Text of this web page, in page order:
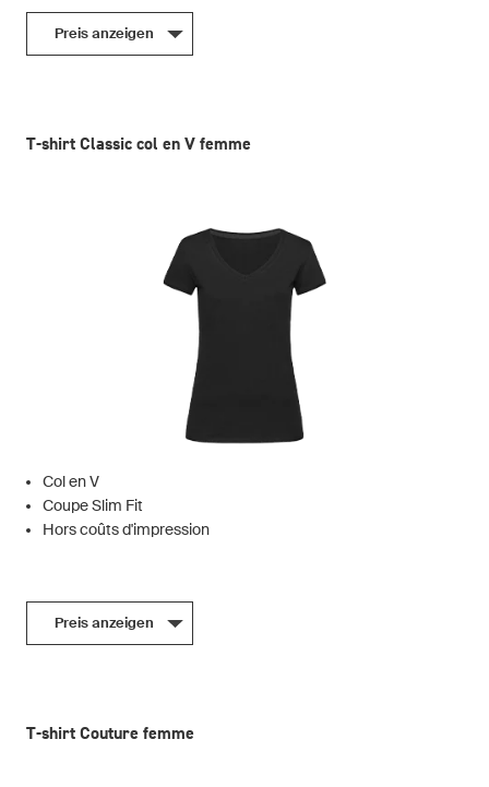
Preis anzeigen
T-shirt Classic col en V femme
Col en V
Coupe Slim Fit
Hors coûts d'impression
Preis anzeigen
T-shirt Couture femme